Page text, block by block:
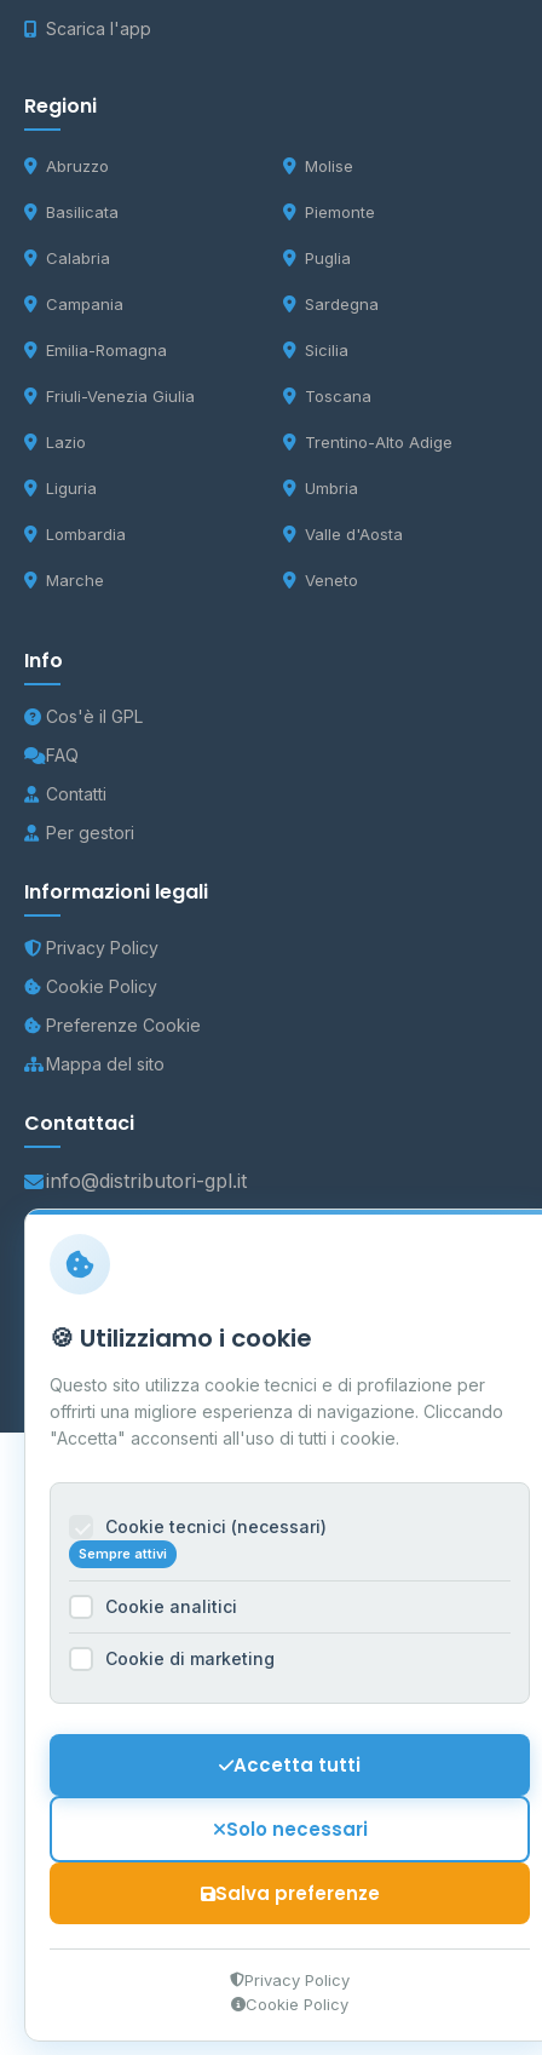
Scarica l'app
Regioni
Abruzzo
Basilicata
Calabria
Campania
Emilia-Romagna
Friuli-Venezia Giulia
Lazio
Liguria
Lombardia
Marche
Molise
Piemonte
Puglia
Sardegna
Sicilia
Toscana
Trentino-Alto Adige
Umbria
Valle d'Aosta
Veneto
Info
Cos'è il GPL
FAQ
Contatti
Per gestori
Informazioni legali
Privacy Policy
Cookie Policy
Preferenze Cookie
Mappa del sito
Contattaci
info@distributori-gpl.it
Carpi P.IVA 03859300364
Aggiornamento quotidiano
🍪 Utilizziamo i cookie
Questo sito utilizza cookie tecnici e di profilazione per
offrirti una migliore esperienza di navigazione. Cliccando
"Accetta" acconsenti all'uso di tutti i cookie.
Cookie tecnici (necessari)
Sempre attivi
Cookie analitici
Cookie di marketing
Accetta tutti
Solo necessari
Salva preferenze
Privacy Policy
Cookie Policy